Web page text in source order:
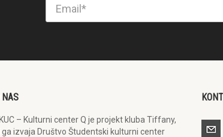
NAS
– Kulturni center Q je projekt kluba Tiffany,
ga izvaja Društvo Študentski kulturni center